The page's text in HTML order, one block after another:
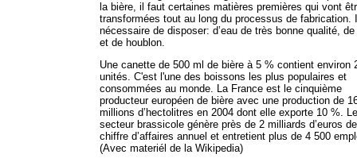
la bière, il faut certaines matières premières qui vont
transformées tout au long du processus de fabrication.
nécessaire de disposer: d’eau de très bonne qualité,
et de houblon.
Une canette de 500 ml de bière à 5 % contient environ
unités. C'est l'une des boissons les plus populaires et
consommées au monde. La France est le cinquième
producteur européen de bière avec une production de
millions d’hectolitres en 2004 dont elle exporte 10 %. Le
secteur brassicole génère près de 2 milliards d’euros de
chiffre d’affaires annuel et entretient plus de 4 500
(Avec materiél de la Wikipedia)